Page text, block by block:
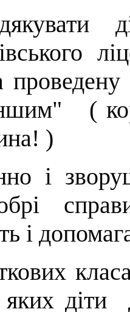
(
)
і
і
діти